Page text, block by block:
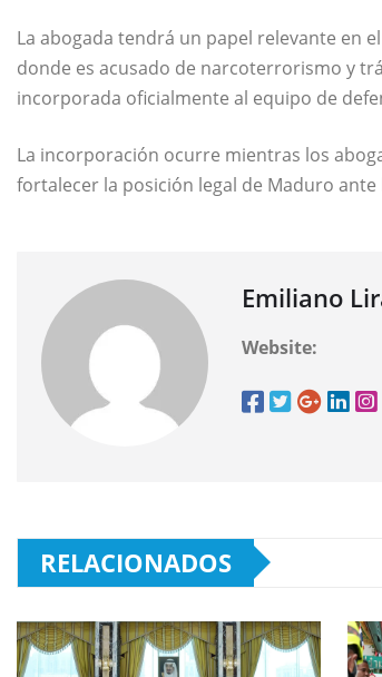
La abogada tendrá un papel relevante en
donde es acusado de narcoterrorismo y
incorporada oficialmente al equipo de
La incorporación ocurre mientras los
fortalecer la posición legal de Maduro
Emiliano
Website:
RELACIONADOS